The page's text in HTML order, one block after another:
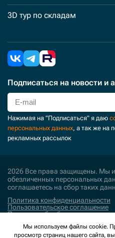
3D тур по складам
Подписаться на новости и
Нажимая на "Подписаться" я даю
персональных данных, а так же на
рекламных рассылок
2026 Все права защищены. Мы
обезличенных персональных
соглашаетесь на сбор таких
Политика конфиденциальности
Пользовательское соглашение
Политика обработки
Поддержка и развитие
Мы используем файлы cookie.
просмотр страниц нашего сайта,